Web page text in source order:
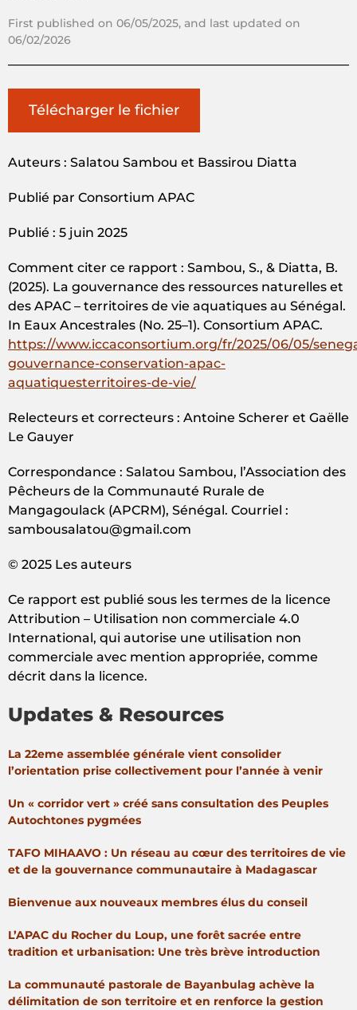
First published on 06/05/2025, and last updated on
06/02/2026
Télécharger le fichier
Auteurs : Salatou Sambou et Bassirou Diatta
Publié par Consortium APAC
Publié : 5 juin 2025
Comment citer ce rapport : Sambou, S., & Diatta, B.
(2025). La gouvernance des ressources naturelles et
des APAC – territoires de vie aquatiques au Sénégal.
In Eaux Ancestrales (No. 25–1). Consortium APAC.
https://www.iccaconsortium.org/fr/2025/06/05/
gouvernance-conservation-apac-
aquatiquesterritoires-de-vie/
Relecteurs et correcteurs : Antoine Scherer et Gaëlle
Le Gauyer
Correspondance : Salatou Sambou, l’Association des
Pêcheurs de la Communauté Rurale de
Mangagoulack (APCRM), Sénégal. Courriel :
sambousalatou@gmail.com
© 2025 Les auteurs
Ce rapport est publié sous les termes de la licence
Attribution – Utilisation non commerciale 4.0
International, qui autorise une utilisation non
commerciale avec mention appropriée, comme
décrit dans la licence.
Updates & Resources
La 22eme assemblée générale vient consolider
l’orientation prise collectivement pour l’année à venir
Un « corridor vert » créé sans consultation des Peuples
Autochtones pygmées
TAFO MIHAAVO : Un réseau au cœur des territoires de vie
et de la gouvernance communautaire à Madagascar
Bienvenue aux nouveaux membres élus du conseil
L’APAC du Rocher du Loup, une forêt sacrée entre
tradition et urbanisation: Une très brève introduction
La communauté pastorale de Bayanbulag achève la
délimitation de son territoire et en renforce la gestion